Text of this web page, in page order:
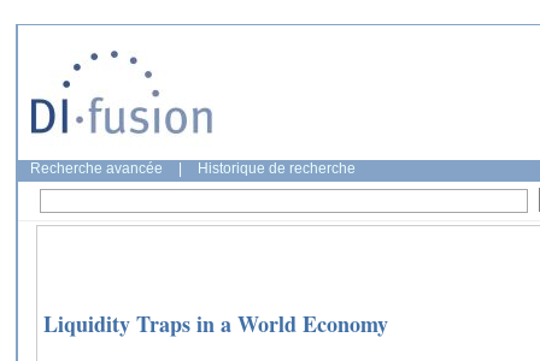
Recherche avancée Historique de recherche
Liquidity Traps in a World Economy